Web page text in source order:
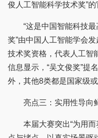
俊人工智能科学技术奖”的
“这是中国智能科技最
奖”由中国人工智能学会
技术奖资格，代表人工智
信息显示，“吴文俊奖”提
外，其他8类都是国家级
亮点三：实用性导向鲜
本届大赛突出“为用而